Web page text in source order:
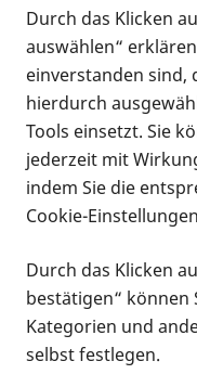
Infomaterial
Infomaterial
Vorlesen
Alle
Formaten an
Durch das Klicken
auswählen“
einverstanden sind,
hierdurch
Tools einsetzt. Sie
jederzeit mit
indem Sie die
Cookie-
Durch das Klicken
bestätigen“ können
Kategorien und
selbst festlegen.